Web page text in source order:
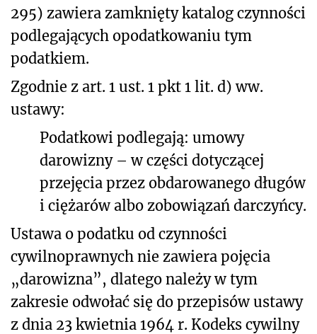
295) zawiera zamknięty katalog czynności
podlegających opodatkowaniu tym
podatkiem.
Zgodnie z art. 1 ust. 1 pkt 1 lit. d) ww.
ustawy:
Podatkowi podlegają: umowy
darowizny – w części dotyczącej
przejęcia przez obdarowanego długów
i ciężarów albo zobowiązań darczyńcy.
Ustawa o podatku od czynności
cywilnoprawnych nie zawiera pojęcia
„darowizna”, dlatego należy w tym
zakresie odwołać się do przepisów ustawy
z dnia 23 kwietnia 1964 r. Kodeks cywilny